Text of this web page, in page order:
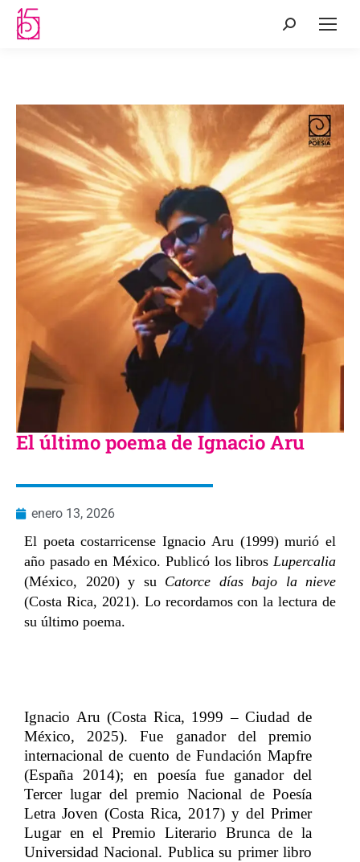
El último poema de Ignacio Aru
enero 13, 2026
El poeta costarricense Ignacio Aru (1999) murió el
año pasado en México. Publicó los libros Lupercalia
(México, 2020) y su Catorce días bajo la nieve
(Costa Rica, 2021). Lo recordamos con la lectura de
su último poema.
Ignacio Aru (Costa Rica, 1999 – Ciudad de
México, 2025). Fue ganador del premio
internacional de cuento de Fundación Mapfre
(España 2014); en poesía fue ganador del
Tercer lugar del premio Nacional de Poesía
Letra Joven (Costa Rica, 2017) y del Primer
Lugar en el Premio Literario Brunca de la
Universidad Nacional. Publica su primer libro​​